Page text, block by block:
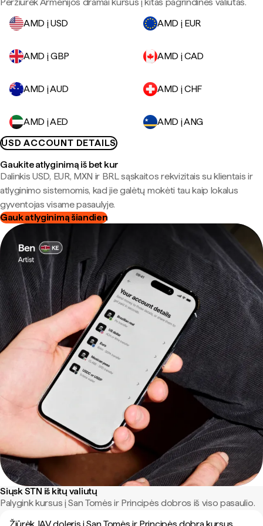
AMD į USD
AMD į EUR
AMD į GBP AMD į CAD
AMD į AUD AMD į CHF
AMD į AED
AMD į ANG
USD ACCOUNT DETAILS
Gaukite atlyginimą iš bet kur
Dalinkis USD, EUR, MXN ir BRL sąskaitos rekvizitais su klientais ir
atlyginimo sistemomis, kad jie galėtų mokėti tau kaip lokalus
gyventojas visame pasaulyje.
Gauk atlyginimą šiandien
Siųsk STN iš kitų valiutų
Palygink kursus į San Tomės ir Principės dobros iš viso pasaulio.